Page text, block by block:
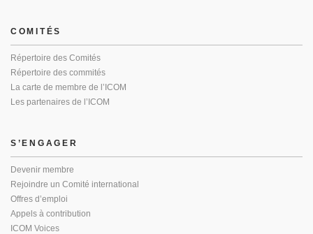
COMITÉS
Répertoire des Comités
Répertoire des commités
La carte de membre de l’ICOM
Les partenaires de l’ICOM
S’ENGAGER
Devenir membre
Rejoindre un Comité international
Offres d’emploi
Appels à contribution
ICOM Voices